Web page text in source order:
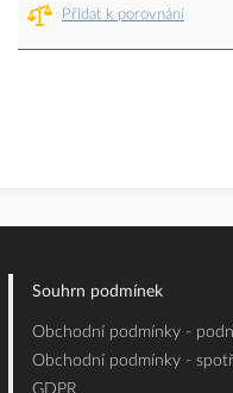
Přidat k porovnání
Souhrn podmínek
Obchodní podmínky -
Obchodní podmínky -